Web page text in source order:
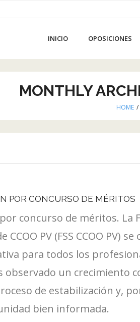
INICIO OPOSICIONES
MONTHLY
HOME /
POR CONCURSO DE MÉRITOS
concurso de méritos. La
PV (FSS CCOO PV)
para todos los
un crecimiento
de estabilización y,
bien informada.